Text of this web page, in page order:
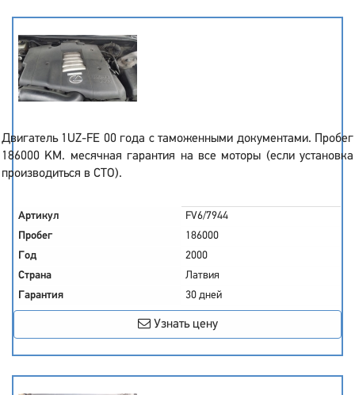
Двигатель 1UZ-FE 00 года с таможенными документами. Пробег
186000 KM. месячная гарантия на все моторы (если установка
производиться в СТО).
Артикул
FV6/7944
Пробег
186000
Год
2000
Страна
Латвия
Гарантия
30 дней
Узнать цену